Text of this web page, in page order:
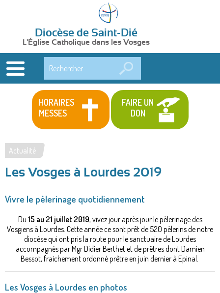
Diocèse de Saint-Dié
L'Église Catholique dans les Vosges
HORAIRES
MESSES
FAIRE UN
DON
Vous
êtes
ici
Actualité
Les Vosges à Lourdes 2019
Vivre le pèlerinage quotidiennement
Du 15 au 21 juillet 2019, vivez jour après jour le pèlerinage des
Vosgiens à Lourdes. Cette année ce sont prêt de 520 pèlerins de notre
diocèse qui ont pris la route pour le sanctuaire de Lourdes
accompagnés par Mgr Didier Berthet et de prêtres dont Damien
Bessot, fraichement ordonné prêtre en juin dernier à Epinal.
Les Vosges à Lourdes en photos